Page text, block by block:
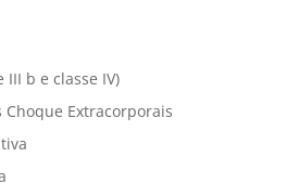
III b e classe IV)
Extracorporais